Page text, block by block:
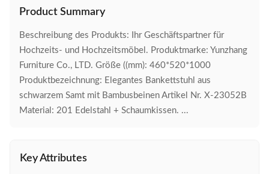
Product Summary
Beschreibung des Produkts: Ihr Geschäftspartner für
Hochzeits- und Hochzeitsmöbel. Produktmarke: Yunzhang
Furniture Co., LTD. Größe ((mm): 460*520*1000
Produktbezeichnung: Elegantes Bankettstuhl aus
schwarzem Samt mit Bambusbeinen Artikel Nr. X-23052B
Material: 201 Edelstahl + Schaumkissen. ...
Key Attributes